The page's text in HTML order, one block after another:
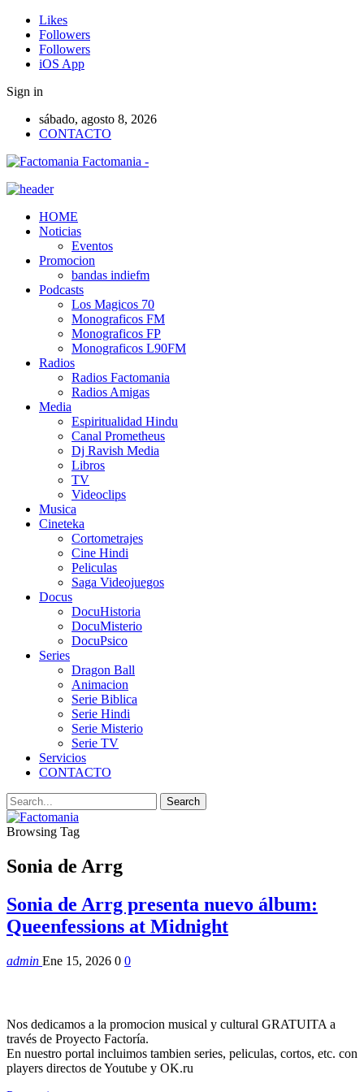
Likes
Followers
Followers
iOS App
Sign in
sábado, agosto 8, 2026
CONTACTO
Factomania -
HOME
Noticias
Eventos
Promocion
bandas indiefm
Podcasts
Los Magicos 70
Monograficos FM
Monograficos FP
Monograficos L90FM
Radios
Radios Factomania
Radios Amigas
Media
Espiritualidad Hindu
Canal Prometheus
Dj Ravish Media
Libros
TV
Videoclips
Musica
Cineteka
Cortometrajes
Cine Hindi
Peliculas
Saga Videojuegos
Docus
DocuHistoria
DocuMisterio
DocuPsico
Series
Dragon Ball
Animacion
Serie Biblica
Serie Hindi
Serie Misterio
Serie TV
Servicios
CONTACTO
Browsing Tag
Sonia de Arrg
Sonia de Arrg presenta nuevo álbum:
Queenfessions at Midnight
admin Ene 15, 2026 0 0
Nos dedicamos a la promocion musical y cultural GRATUITA a
través de Proyecto Factoría.
En nuestro portal incluimos tambien series, peliculas, cortos, etc. con
players directos de Youtube y OK.ru